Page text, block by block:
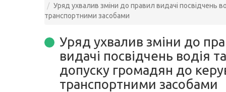
Уряд ухвалив зміни до правил видачі посвідчень
транспортними засобами
Уряд ухвалив зміни до
видачі посвідчень водія та
допуску громадян до
транспортними засобами